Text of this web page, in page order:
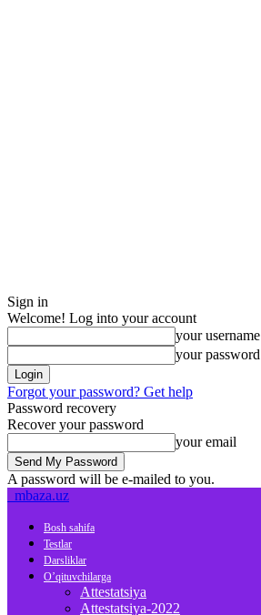
Sign in
Welcome! Log into your account
your username
your password
Forgot your password? Get help
Password recovery
Recover your password
your email
A password will be e-mailed to you.
mbaza.uz
Bosh sahifa
Testlar
Darsliklar
O’qituvchilarga
Attestatsiya
Attestatsiya-2022